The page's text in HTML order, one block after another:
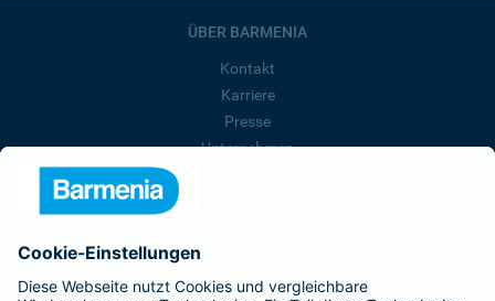
ÜBER BARMENIA
Kontakt
Karriere
Presse
Unternehmen
Affiliate-Partner werden